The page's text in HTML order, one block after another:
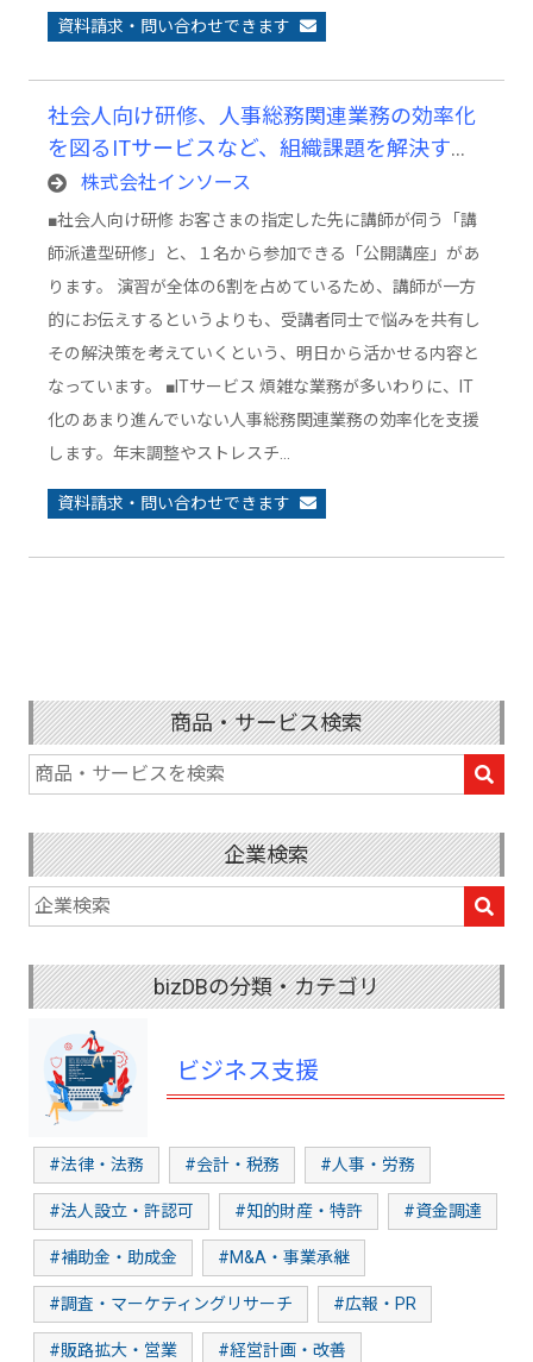
資料請求・問い合わせできます
社会人向け研修、人事総務関連業務の効率化
を図るITサービスなど、組織課題を解決する
各種サービス
株式会社インソース
■社会人向け研修 お客さまの指定した先に講師が伺う「講
師派遣型研修」と、１名から参加できる「公開講座」があ
ります。 演習が全体の6割を占めているため、講師が一方
的にお伝えするというよりも、受講者同士で悩みを共有し
その解決策を考えていくという、明日から活かせる内容と
なっています。 ■ITサービス 煩雑な業務が多いわりに、IT
化のあまり進んでいない人事総務関連業務の効率化を支援
します。年末調整やストレスチ…
資料請求・問い合わせできます
商品・サービス検索
企業検索
bizDBの分類・カテゴリ
ビジネス支援
#法律・法務 #会計・税務 #人事・労務
#法人設立・許認可 #知的財産・特許 #資金調達
#補助金・助成金 #M&A・事業承継
#調査・マーケティングリサーチ #広報・PR
#販路拡大・営業 #経営計画・改善